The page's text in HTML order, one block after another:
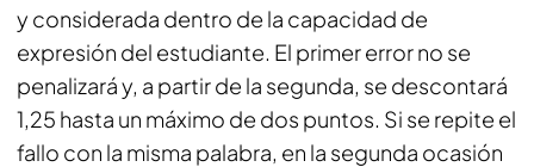
y considerada dentro de la capacidad de
expresión del estudiante. El primer error no se
penalizará y, a partir de la segunda, se descontará
1,25 hasta un máximo de dos puntos. Si se repite el
fallo con la misma palabra, en la segunda ocasión